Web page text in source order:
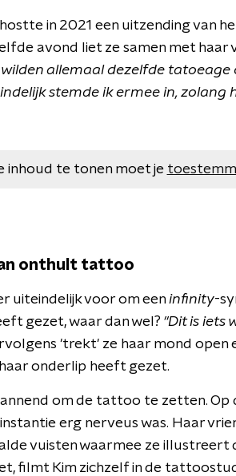
hostte in 2021 een uitzending
avond liet ze samen met
wilden allemaal dezelfde
stemde ik ermee in, zolang
inhoud te tonen moet je
onthult tattoo
uiteindelijk voor om eeninfinity-
gezet, waar dan wel? "Dit is iets
'trekt' ze haar mond open
onderlip heeft gezet.
om de tattoo te zetten. Op
erg nerveus was. Haar
vuisten waarmee ze
filmt Kim zichzelf in de